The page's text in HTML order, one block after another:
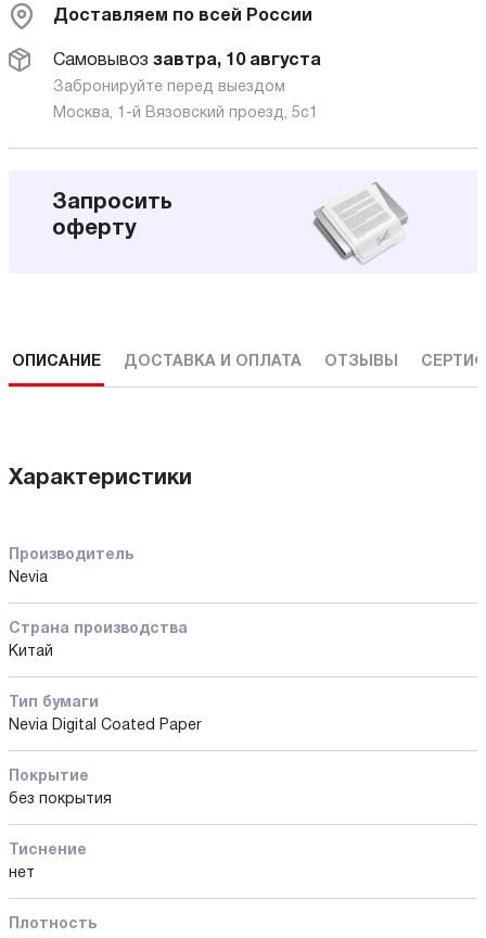
Доставляем по всей России
Самовывоз завтра, 10 августа
Забронируйте перед выездом
Москва, 1-й Вязовский проезд, 5с1
Запросить
оферту
ОПИСАНИЕ ДОСТАВКА И ОПЛАТА ОТЗЫВЫ
Характеристики
Производитель
Nevia
Страна производства
Китай
Тип бумаги
Nevia Digital Coated Paper
Покрытие
без покрытия
Тиснение
нет
Плотность